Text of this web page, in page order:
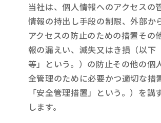
当社は、個人情報へのアクセスの
情報の持出し手段の制限、外部か
アクセスの防止のための措置その
報の漏えい、滅失又はき損（以下
等」という。）の防止その他の個
全管理のために必要かつ適切な措
「安全管理措置」という。）を講
します。